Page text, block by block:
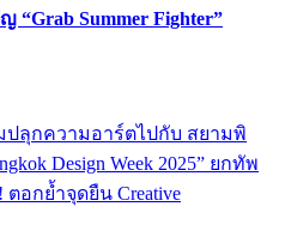
Summer Fighter”